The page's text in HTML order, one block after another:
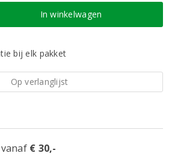
In winkelwagen
bij elk pakket
Op verlanglijst
€ 30,-